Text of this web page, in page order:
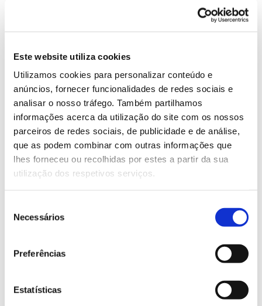
Este website utiliza cookies
Utilizamos cookies para personalizar conteúdo e
anúncios, fornecer funcionalidades de redes sociais e
analisar o nosso tráfego. Também partilhamos
informações acerca da utilização do site com os nossos
parceiros de redes sociais, de publicidade e de análise,
que as podem combinar com outras informações que
lhes forneceu ou recolhidas por estes a partir da sua
utilização dos respetivos serviços.
Necessários
Preferências
Estatísticas
compreender como está a ser feita, atualmente a
recuperação da biodiversidade em áreas que o fogo
percorreu em 2017. O encontro será às 10h, na Lapa
13h30.
Saber mais
13.07.2026
Genoma do priolo e de outras espécies em risco:
conhecer para conservar
Registar galhas de Trichi em acácia-das-espigas: